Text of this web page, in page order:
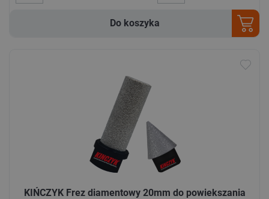
Do koszyka
KIŃCZYK Frez diamentowy 20mm do powiekszania